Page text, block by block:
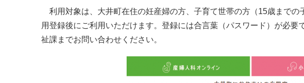
利用対象は、大井町在住の妊産婦の方、子育て世帯の方（15歳までの
用登録後にご利用いただけます。登録には合言葉（パスワード）が必
祉課までお問い合わせください。